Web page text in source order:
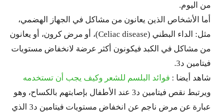
من اليوم.
أما الأشخاص الذين يعانون من مشاكل في الجهاز الهضمي،
مثل: الداء البطني (Celiac disease)، أو مرض كرون، أو يعانون
من مشاكل في الكبد فيكونون أكثر عرضة لانخفاض مستويات
فيتامين د3.
شاهد أيضا : فوائد البلسم للشعر وكيف يجب أن تستخدمه
ويرتبط نقص فيتامين د3 عند الأطفال بإصابتهم بالكساح، وهو
عبارة عن مرض ناجم عن انخفاض مستويات فيتامين د3 الذي